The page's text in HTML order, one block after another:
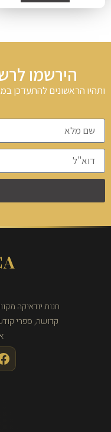
הירשמו
ותהיו הראשונים להתעדכן
חנות יודאיקה
קדושה, ספרי